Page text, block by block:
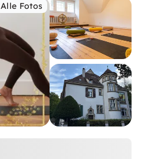
Alle Fotos